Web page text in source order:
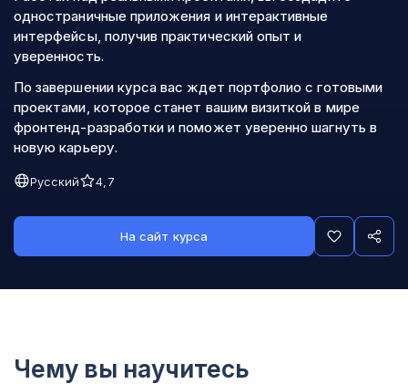
одностраничные приложения и интерактивные
интерфейсы, получив практический опыт и
уверенность.
По завершении курса вас ждет портфолио с готовыми
проектами, которое станет вашим визиткой в мире
фронтенд-разработки и поможет уверенно шагнуть в
новую карьеру.
Русский 4,7
На сайт курса
Чему вы научитесь